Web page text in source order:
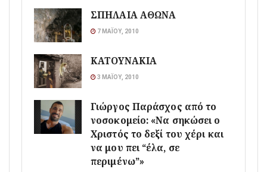
ΣΠΗΛΑΙΑ ΑΘΩΝΑ
7 ΜΑΪ́ΟΥ, 2010
ΚΑΤΟΥΝΑΚΙΑ
3 ΜΑΪ́ΟΥ, 2010
Γιώργος Παράσχος από το
νοσοκομείο: «Να σηκώσει ο
Χριστός το δεξί του χέρι και
να μου πει “έλα, σε
περιμένω”»